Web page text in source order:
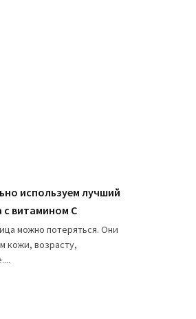
используем лучший
витамином C
можно потеряться. Они
кожи, возрасту,